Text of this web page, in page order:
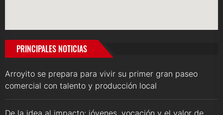
PRINCIPALES NOTICIAS
Arroyito se prepara para vivir su primer gran paseo
comercial con talento y producción local
De la idea al impacto: jóvenes, vocación y el valor de